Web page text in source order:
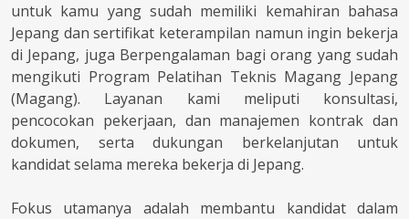
untuk kamu yang sudah memiliki kemahiran bahasa
Jepang dan sertifikat keterampilan namun ingin bekerja
di Jepang, juga Berpengalaman bagi orang yang sudah
mengikuti Program Pelatihan Teknis Magang Jepang
(Magang). Layanan kami meliputi konsultasi,
pencocokan pekerjaan, dan manajemen kontrak dan
dokumen, serta dukungan berkelanjutan untuk
kandidat selama mereka bekerja di Jepang.
Fokus utamanya adalah membantu kandidat dalam